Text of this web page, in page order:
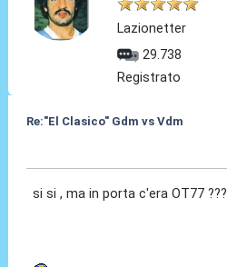
Lazionetter
29.738
Registrato
Re:"El Clasico" Gdm vs Vdm
si si , ma in porta c'era OT77 ???